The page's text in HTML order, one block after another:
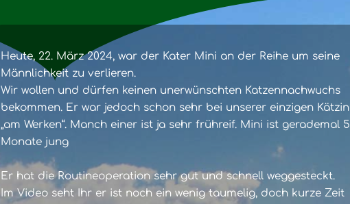
Heute, 22. März 2024, war der Kater Mini an der Reihe um seine
Männlichkeit zu verlieren.
Wir wollen und dürfen keinen unerwünschten Katzennachwuchs
bekommen. Er war jedoch schon sehr bei unserer einzigen Kätzin
„am Werken“. Manch einer ist ja sehr frühreif. Mini ist gerademal 5
Monate jung
Er hat die Routineoperation sehr gut und schnell weggesteckt.
Im Video seht Ihr er ist noch ein wenig taumelig, doch kurze Zeit